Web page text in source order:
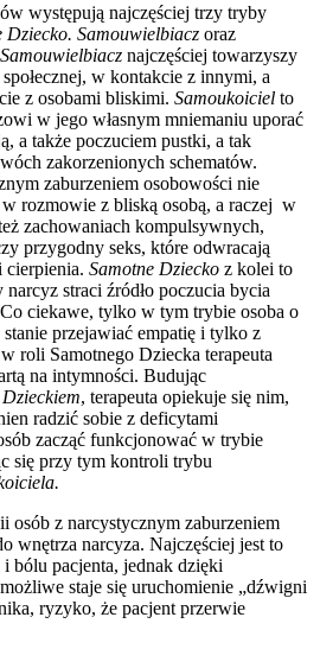
występują najczęściej trzy tryby
Dziecko. Samouwielbiacz oraz
Samouwielbiacz najczęściej towarzyszy
w kontakcie z innymi, a
z osobami bliskimi. Samoukoiciel to
w jego własnym mniemaniu uporać
a także poczuciem pustki, a tak
zakorzenionych schematów.
zaburzeniem osobowości nie
rozmowie z bliską osobą, a raczej w
zachowaniach kompulsywnych,
przygodny seks, które odwracają
cierpienia. Samotne Dziecko z kolei to
straci źródło poczucia bycia
ciekawe, tylko w tym trybie osoba o
przejawiać empatię i tylko z
roli Samotnego Dziecka terapeuta
na intymności. Budując
, terapeuta opiekuje się nim,
radzić sobie z deficytami
zacząć funkcjonować w trybie
się przy tym kontroli trybu
osób z narcystycznym zaburzeniem
wnętrza narcyza. Najczęściej jest to
bólu pacjenta, jednak dzięki
staje się uruchomienie „dźwigni
ryzyko, że pacjent przerwie